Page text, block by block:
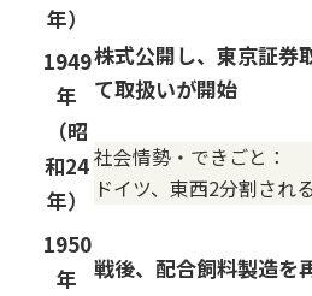
年）
1949
年
（昭
和24
年）
株式公開し、東京証券
て取扱いが開始
社会情勢・できごと：
ドイツ、東西2分割される
1950
年 戦後、配合飼料製造を